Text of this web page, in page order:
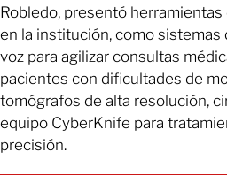
Robledo, presentó
en la institución, como
voz para agilizar consultas
pacientes con dificultades de
tomógrafos de alta resolución,
equipo CyberKnife para
precisión.